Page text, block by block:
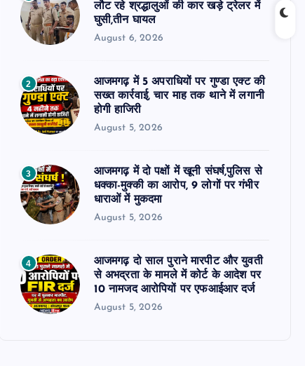
लौट रहे श्रद्धालुओं की कार खड़े ट्रेलर में
घुसी,तीन घायल
August 6, 2026
2
आजमगढ़ में 5 अपराधियों पर गुण्डा एक्ट की
सख्त कार्रवाई, चार माह तक थाने में लगानी
होगी हाजिरी
August 5, 2026
3
आजमगढ़ में दो पक्षों में खूनी संघर्ष,पुलिस से
धक्का-मुक्की का आरोप, 9 लोगों पर गंभीर
धाराओं में मुकदमा
August 5, 2026
4
आजमगढ़ दो साल पुराने मारपीट और युवती
से अभद्रता के मामले में कोर्ट के आदेश पर
10 नामजद आरोपियों पर एफआईआर दर्ज
August 5, 2026